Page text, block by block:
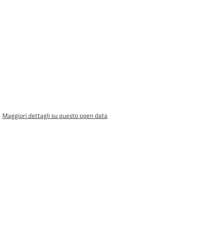
Maggiori dettagli su questo open data